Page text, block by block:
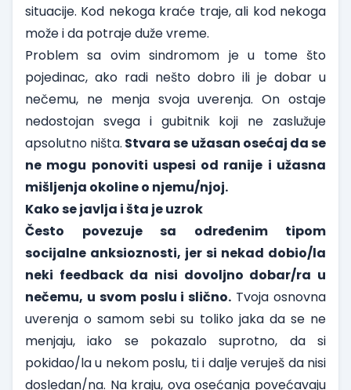
situacije. Kod nekoga kraće traje, ali kod nekoga
može i da potraje duže vreme.
Problem sa ovim sindromom je u tome što
pojedinac, ako radi nešto dobro ili je dobar u
nečemu, ne menja svoja uverenja. On ostaje
nedostojan svega i gubitnik koji ne zaslužuje
apsolutno ništa. Stvara se užasan osećaj da se
ne mogu ponoviti uspesi od ranije i užasna
mišljenja okoline o njemu/njoj.
Kako se javlja i šta je uzrok
Često povezuje sa određenim tipom
socijalne anksioznosti, jer si nekad dobio/la
neki feedback da nisi dovoljno dobar/ra u
nečemu, u svom poslu i slično. Tvoja osnovna
uverenja o samom sebi su toliko jaka da se ne
menjaju, iako se pokazalo suprotno, da si
pokidao/la u nekom poslu, ti i dalje veruješ da nisi
dosledan/na. Na kraju, ova osećanja povećavaju